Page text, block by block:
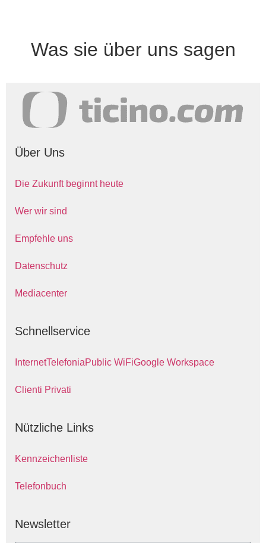
Was sie über uns sagen
Über Uns
Die Zukunft beginnt heute
Wer wir sind
Empfehle uns
Datenschutz
Mediacenter
Schnellservice
InternetTelefoniaPublic WiFiGoogle Workspace
Clienti Privati
Nützliche Links
Kennzeichenliste
Telefonbuch
Newsletter